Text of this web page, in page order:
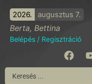
2026. augusztus 7.
Berta, Bettina
Belépés / Regisztráció